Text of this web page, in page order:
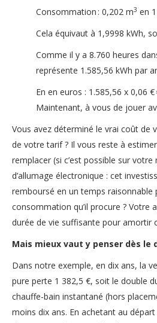
Consommation : 0,202 m3 en
Cela équivaut à 1,9998 kWh,
Comme il y a 8.760 heures
représente 1.585,56 kWh par
En en euros : 1.585,56 x 0,06
Maintenant, à vous de jouer
Vous avez déterminé le vrai coût de
de votre tarif ? Il vous reste à
remplacer (si c’est possible sur
d’allumage électronique : cet
remboursé en un temps raisonnable
consommation qu’il procure ? Votre
durée de vie suffisante pour amortir
Mais mieux vaut y penser dès le
Dans notre exemple, en dix ans, la
pure perte 1 382,5 €, soit le double
chauffe-bain instantané (hors
moins dix ans. En achetant au